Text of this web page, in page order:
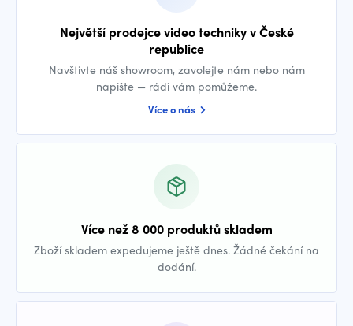
Největší prodejce video techniky v České
republice
Navštivte náš showroom, zavolejte nám nebo nám
napište — rádi vám pomůžeme.
Více o nás
Více než 8 000 produktů skladem
Zboží skladem expedujeme ještě dnes. Žádné čekání na
dodání.